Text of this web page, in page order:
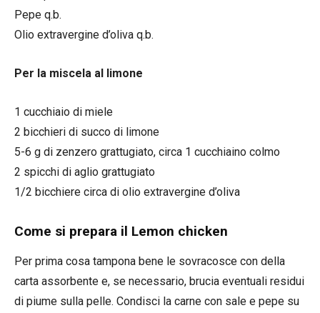
Pepe q.b.
Olio extravergine d’oliva q.b.
Per la miscela al limone
1 cucchiaio di miele
2 bicchieri di succo di limone
5-6 g di zenzero grattugiato, circa 1 cucchiaino colmo
2 spicchi di aglio grattugiato
1/2 bicchiere circa di olio extravergine d’oliva
Come si prepara il Lemon chicken
Per prima cosa tampona bene le sovracosce con della
carta assorbente e, se necessario, brucia eventuali residui
di piume sulla pelle. Condisci la carne con sale e pepe su